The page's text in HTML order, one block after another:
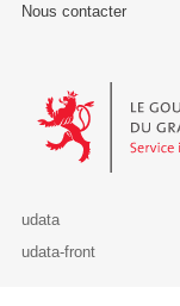
Nous contacter
Le Gouvernement
udata
udata-front